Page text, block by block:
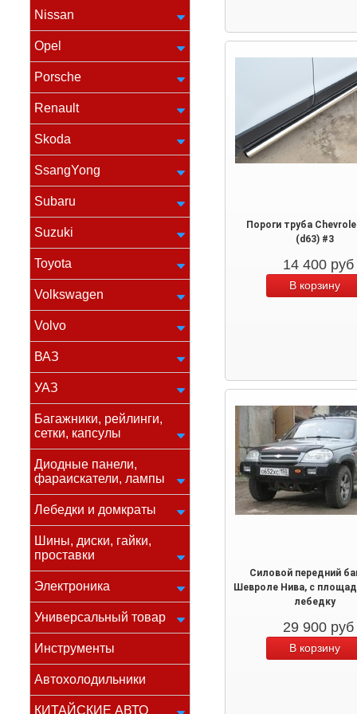
Nissan
Opel
Porsche
Renault
Skoda
SsangYong
Subaru
Suzuki
Toyota
Volkswagen
Volvo
ВАЗ
УАЗ
Багажники, рейлинги,
сетки, капсулы
Диодные панели,
фараискатели, лампы
Лебедки и домкраты
Шины, диски, гайки,
проставки
Электроника
Универсальный товар
Инструменты
Автохолодильники
КИТАЙСКИЕ АВТО
Пороги труба
(d63) #3
14 400 руб
Силовой передний
Шевроле Нива, с
лебедку
29 900 руб